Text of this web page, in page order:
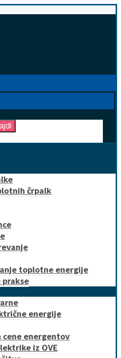
črpalk
toplotne energije
energije
energentov
iz OVE